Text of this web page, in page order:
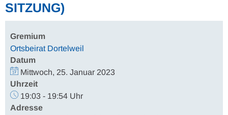
SITZUNG)
Gremium
Ortsbeirat Dortelweil
Datum
Mittwoch, 25. Januar 2023
Uhrzeit
19:03 - 19:54 Uhr
Adresse